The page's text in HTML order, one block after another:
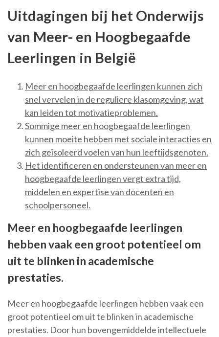
Uitdagingen bij het Onderwijs
van Meer- en Hoogbegaafde
Leerlingen in België
Meer en hoogbegaafde leerlingen kunnen zich
snel vervelen in de reguliere klasomgeving, wat
kan leiden tot motivatieproblemen.
Sommige meer en hoogbegaafde leerlingen
kunnen moeite hebben met sociale interacties en
zich geïsoleerd voelen van hun leeftijdsgenoten.
Het identificeren en ondersteunen van meer en
hoogbegaafde leerlingen vergt extra tijd,
middelen en expertise van docenten en
schoolpersoneel.
Meer en hoogbegaafde leerlingen
hebben vaak een groot potentieel om
uit te blinken in academische
prestaties.
Meer en hoogbegaafde leerlingen hebben vaak een
groot potentieel om uit te blinken in academische
prestaties. Door hun bovengemiddelde intellectuele